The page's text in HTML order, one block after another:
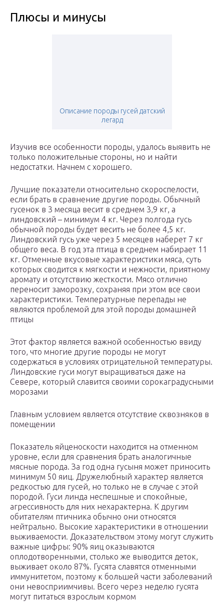
Плюсы и минусы
Описание породы гусей датский
легард
Изучив все особенности породы, удалось выявить не
только положительные стороны, но и найти
недостатки. Начнем с хорошего.
Лучшие показатели относительно скороспелости,
если брать в сравнение другие породы. Обычный
гусенок в 3 месяца весит в среднем 3,9 кг, а
линдовский – минимум 4 кг. Через полгода гусь
обычной породы будет весить не более 4,5 кг.
Линдовский гусь уже через 5 месяцев наберет 7 кг
общего веса. В год эта птица в среднем набирает 11
кг. Отменные вкусовые характеристики мяса, суть
которых сводится к мягкости и нежности, приятному
аромату и отсутствию жесткости. Мясо отлично
переносит заморозку, сохраняя при этом все свои
характеристики. Температурные перепады не
являются проблемой для этой породы домашней
птицы
Этот фактор является важной особенностью ввиду
того, что многие другие породы не могут
содержаться в условиях отрицательной температуры.
Линдовские гуси могут выращиваться даже на
Севере, который славится своими сорокаградусными
морозами
Главным условием является отсутствие сквозняков в
помещении
Показатель яйценоскости находится на отменном
уровне, если для сравнения брать аналогичные
мясные порода. За год одна гусыня может приносить
минимум 50 яиц. Дружелюбный характер является
редкостью для гусей, но только не в случае с этой
породой. Гуси линда неспешные и спокойные,
агрессивность для них нехарактерна. К другим
обитателям птичника обычно они относятся
нейтрально. Высокие характеристики в отношении
выживаемости. Доказательством этому могут служить
важные цифры: 90% яиц оказываются
оплодотворенными, столько же выводится деток,
выживает около 87%. Гусята славятся отменными
иммунитетом, поэтому к большей части заболеваний
они невосприимчивы. Всего через неделю гусята
могут питаться взрослым кормом